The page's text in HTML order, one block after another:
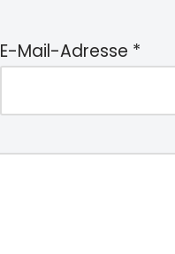
E-Mail-Adresse *